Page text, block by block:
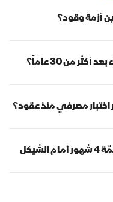
أزمة وقود؟
من 30 عاماً؟
مصرفي منذ عقود؟